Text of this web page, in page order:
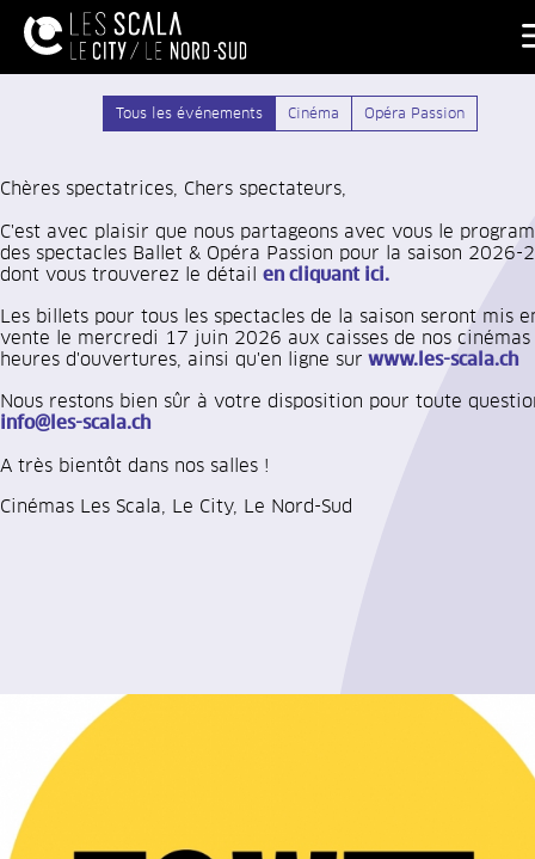
Tous les événements Cinéma Opéra Passion
Chères spectatrices, Chers spectateurs,
C'est avec plaisir que nous partageons avec vous le
des spectacles Ballet & Opéra Passion pour la saison 2026-
dont vous trouverez le détail en cliquant ici.
Les billets pour tous les spectacles de la saison seront mis
vente le mercredi 17 juin 2026 aux caisses de nos cinémas
heures d'ouvertures, ainsi qu'en ligne sur www.les-scala.ch
Nous restons bien sûr à votre disposition pour toute
info@les-scala.ch
A très bientôt dans nos salles !
Cinémas Les Scala, Le City, Le Nord-Sud